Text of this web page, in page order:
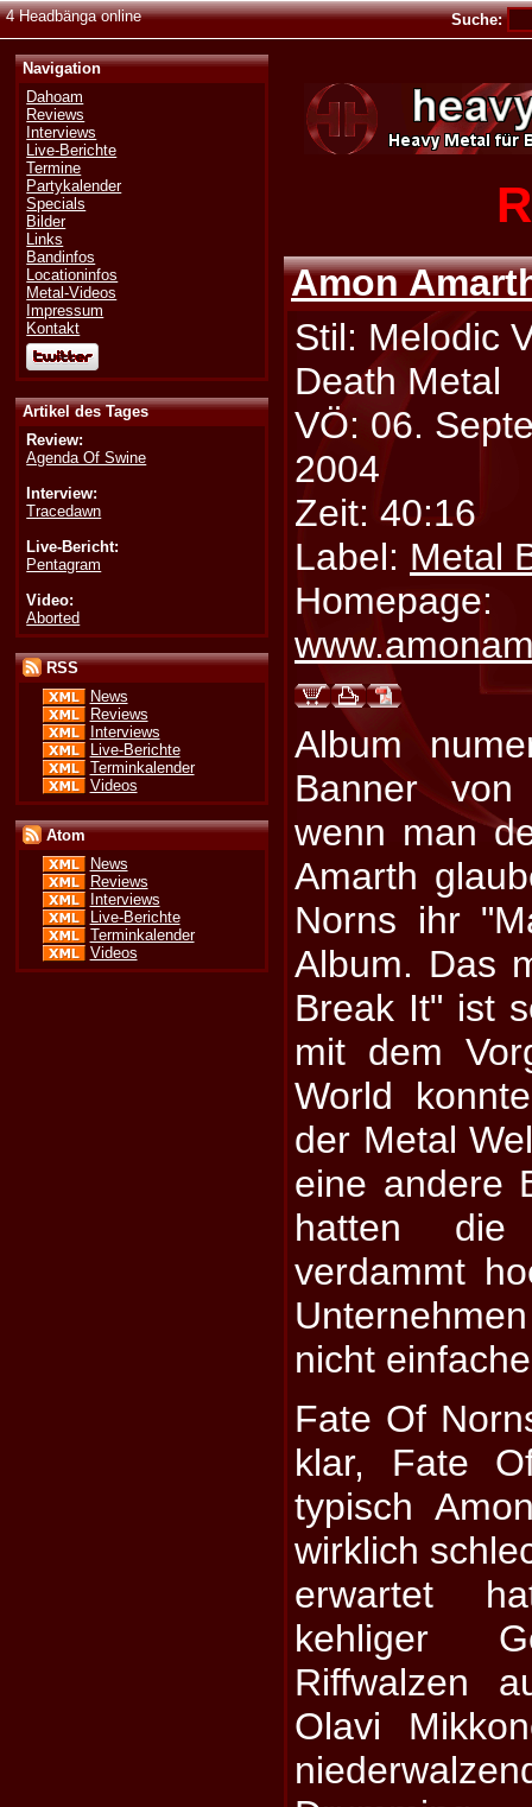
4 Headbänga online Suche:
Navigation
Dahoam
Reviews
Interviews
Live-Berichte
Termine
Partykalender
Specials
Bilder
Links
Bandinfos
Locationinfos
Metal-Videos
Impressum
Kontakt
Artikel des Tages
Review:
Agenda Of Swine
Interview:
Tracedawn
Live-Bericht:
Pentagram
Video:
Aborted
RSS
News
Reviews
Interviews
Live-Berichte
Terminkalender
Videos
Atom
News
Reviews
Interviews
Live-Berichte
Terminkalender
Videos
Amon
Stil: Melodic
Death Metal
VÖ: 06.
2004
Zeit: 40:16
Label: Metal
Homepage:
Album
Banner
wenn man
Amarth
Norns ihr
Album. Das
Break It" ist
mit dem
World
der Metal
eine andere
hatten die
verdammt
nicht
Fate Of
klar, Fate
typisch
wirklich
erwartet
kehliger
Riffwalzen
Olavi